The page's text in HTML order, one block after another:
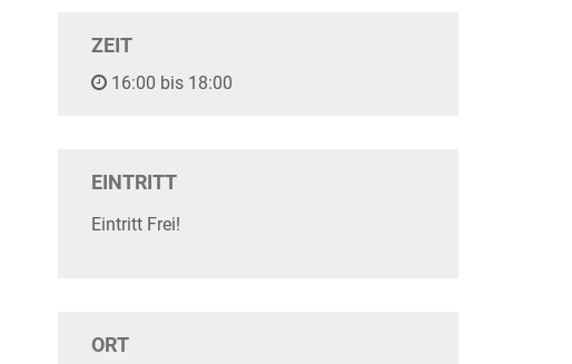
ZEIT
16:00 bis 18:00
EINTRITT
Eintritt Frei!
ORT